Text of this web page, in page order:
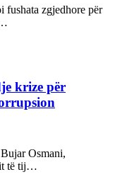
fushata zgjedhore për
krize për
Osmani,
të tij…